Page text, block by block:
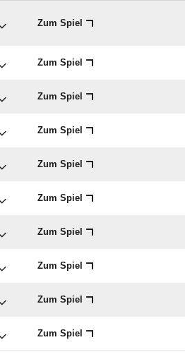
Zum Spiel
Zum Spiel
Zum Spiel
Zum Spiel
Zum Spiel
Zum Spiel
Zum Spiel
Zum Spiel
Zum Spiel
Zum Spiel